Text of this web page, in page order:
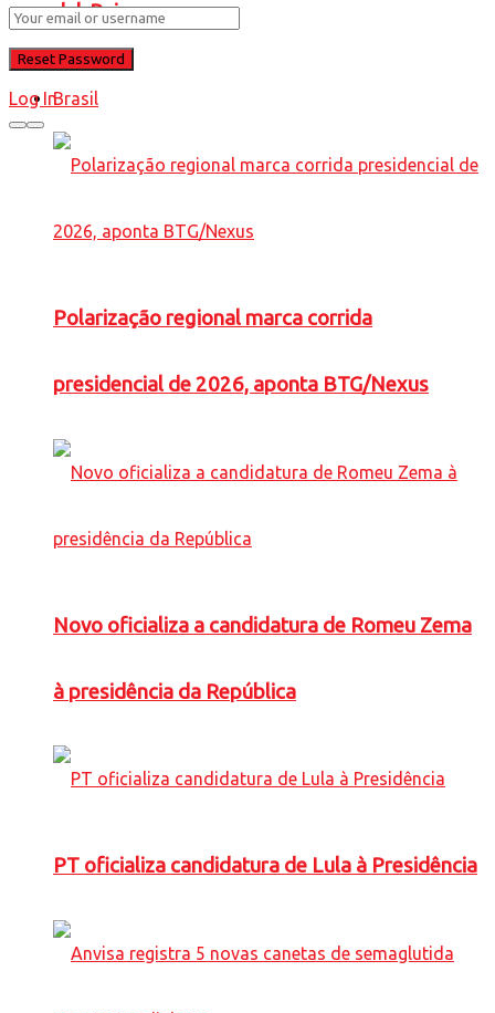
del-Rei
Brasil
Polarização regional marca corrida
presidencial de 2026, aponta BTG/Nexus
Novo oficializa a candidatura de Romeu Zema
à presidência da República
PT oficializa candidatura de Lula à Presidência
Log In